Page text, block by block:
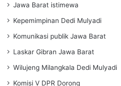
Jawa Barat istimewa
Kepemimpinan Dedi Mulyadi
Komunikasi publik Jawa Barat
Laskar Gibran Jawa Barat
Wilujeng Milangkala Dedi Mulyadi
Komisi V DPR Dorong